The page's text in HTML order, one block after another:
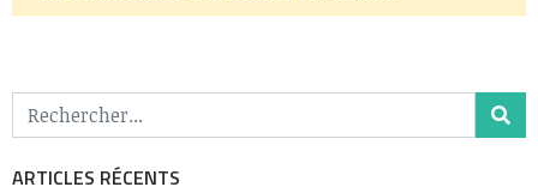
ARTICLES RÉCENTS